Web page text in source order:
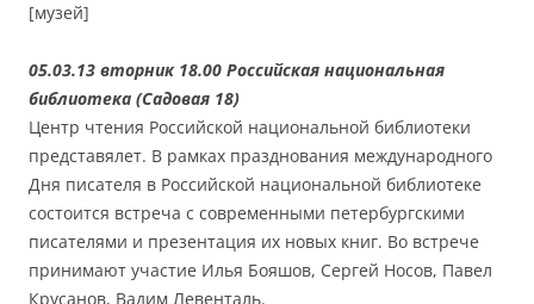
[музей]
05.03.13 вторник 18.00 Российская национальная
библиотека (Садовая 18)
Центр чтения Российской национальной библиотеки
представялет. В рамках празднования международного
Дня писателя в Российской национальной библиотеке
состоится встреча с современными петербургскими
писателями и презентация их новых книг. Во встрече
принимают участие Илья Бояшов, Сергей Носов, Павел
Крусанов, Вадим Левенталь.